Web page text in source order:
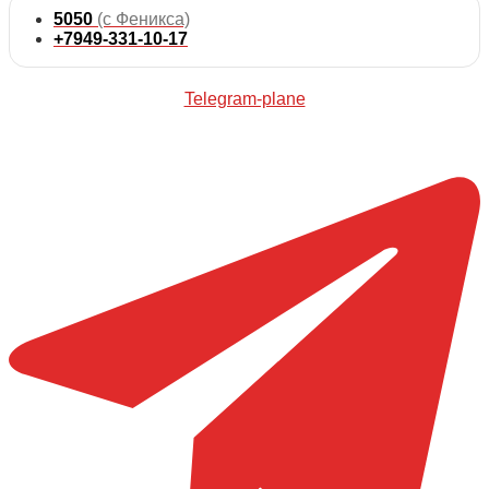
5050 (с Феникса)
+7949-331-10-17
Telegram-plane